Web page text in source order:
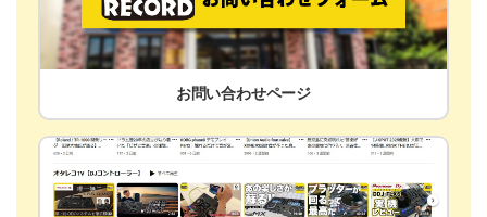
お問い合わせページ